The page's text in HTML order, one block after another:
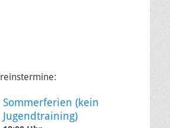
Sommerferien (kein
Jugendtraining)